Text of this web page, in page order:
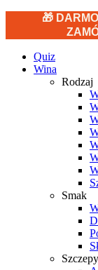
🎁
Quiz
Wina
Rodzaj
Smak
Szczepy